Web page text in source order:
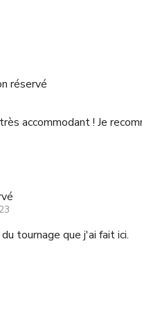
réservé
accommodant ! Je
tournage que j'ai fait ici.